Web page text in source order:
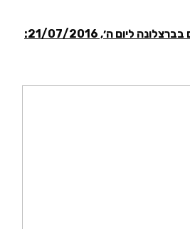
ליום ה׳, 21/07/2016: